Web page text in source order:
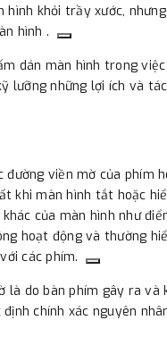
khỏi trầy xước,
hình .
dán màn hình trong
lưỡng những lợi ích và
viền mờ của phím
khi màn hình tắt hoặc
của màn hình như
hoạt động và thường
các phím.
là do bàn phím gây ra và
chính xác nguyên